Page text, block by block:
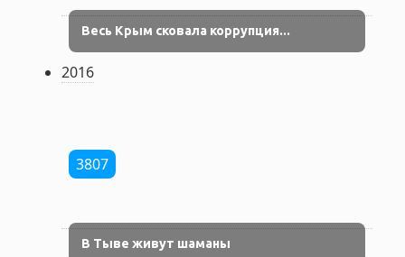
Весь Крым сковала коррупция...
2016
3807
В Тыве живут шаманы